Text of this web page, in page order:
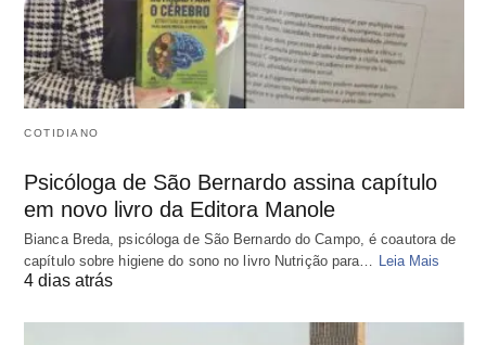
COTIDIANO
Psicóloga de São Bernardo assina capítulo
em novo livro da Editora Manole
Bianca Breda, psicóloga de São Bernardo do Campo, é coautora de
capítulo sobre higiene do sono no livro Nutrição para… Leia Mais
4 dias atrás